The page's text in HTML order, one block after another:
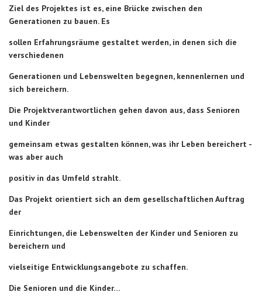
Ziel des Projektes ist es, eine Brücke zwischen den
Generationen zu bauen. Es
sollen Erfahrungsräume gestaltet werden, in denen sich die
verschiedenen
Generationen und Lebenswelten begegnen, kennenlernen und
sich bereichern.
Die Projektverantwortlichen gehen davon aus, dass Senioren
und Kinder
gemeinsam etwas gestalten können, was ihr Leben bereichert -
was aber auch
positiv in das Umfeld strahlt.
Das Projekt orientiert sich an dem gesellschaftlichen Auftrag
der
Einrichtungen, die Lebenswelten der Kinder und Senioren zu
bereichern und
vielseitige Entwicklungsangebote zu schaffen.
Die Senioren und die Kinder…